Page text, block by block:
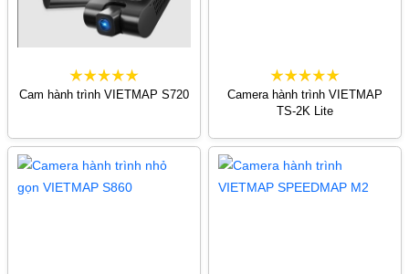
Cam hành trình VIETMAP S720
Camera hành trình VIETMAP
TS-2K Lite